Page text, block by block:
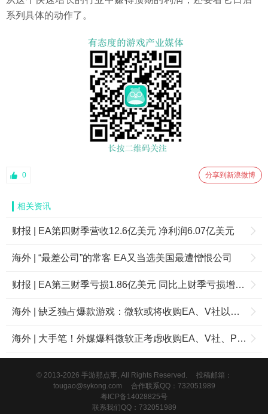
系列具体的动作了。
0 分享到新浪微博
相关资讯
财报 | EA第四财季营收12.6亿美元 净利润6.07亿美元
海外 | “最差公司”的常客 EA又当选美国最遭憎恨公司
财报 | EA第三财季亏损1.86亿美元 同比上财季亏损增加745%
海外 | 缺乏独占爆款游戏：微软或将收购EA、V社以及《绝地求生》开发商PUBG
海外 | 大手笔！外媒爆料微软正考虑收购EA、V社、PUBG
© 2013-2026 手游那点事, All Rights Reserved.
投稿邮箱：
tougao@sykong.com 合作联系QQ：732051989
粤ICP备14028825号
联系我们QQ：732051989